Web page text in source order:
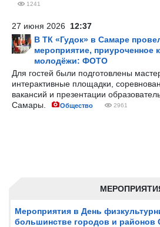
Мероприятия в День
большинстве городов и районов
1241
27 июня 2026 12:37
В ТК «Гудок» в Самаре
мероприятие, приуроченное
молодёжи: ФОТО
Для гостей были подготовлены
интерактивные площадки,
вакансий и презентации
Самары.
Общество 2961